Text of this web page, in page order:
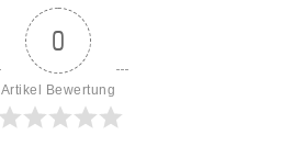
0
Artikel Bewertung